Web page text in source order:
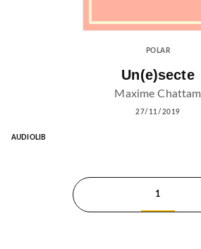
POLAR
Un(e)secte
Maxime Chattam
27/11/2019
AUDIOLIB
1